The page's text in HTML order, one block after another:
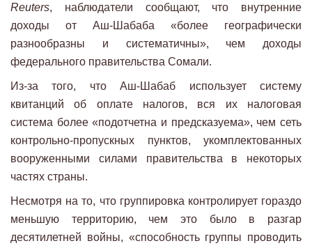
Reuters, наблюдатели сообщают, что внутренние
доходы от Аш-Шабаба «более географически
разнообразны и систематичны», чем доходы
федерального правительства Сомали.
Из-за того, что Аш-Шабаб использует систему
квитанций об оплате налогов, вся их налоговая
система более «подотчетна и предсказуема», чем сеть
контрольно-пропускных пунктов, укомплектованных
вооруженными силами правительства в некоторых
частях страны.
Несмотря на то, что группировка контролирует гораздо
меньшую территорию, чем это было в разгар
десятилетней войны, «способность группы проводить